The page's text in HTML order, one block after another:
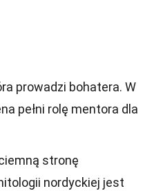
prowadzi bohatera. W
pełni rolę mentora dla
stronę
nordyckiej jest